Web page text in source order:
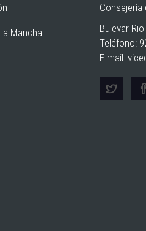
Mancha
Consejería
Bulevar
Teléfono:
E-mail: